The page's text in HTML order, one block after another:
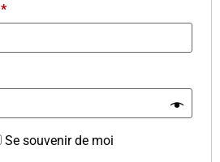
*
Se souvenir de moi